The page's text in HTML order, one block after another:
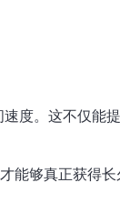
度。这不仅能
能够真正获得长